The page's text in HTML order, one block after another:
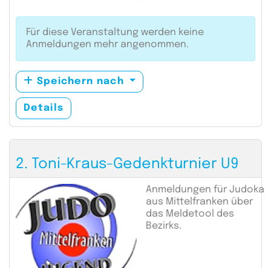
Für diese Veranstaltung werden keine
Anmeldungen mehr angenommen.
Speichern nach
Details
2. Toni-Kraus-Gedenkturnier U9
Anmeldungen für Judoka
aus Mittelfranken über
das Meldetool des
Bezirks.